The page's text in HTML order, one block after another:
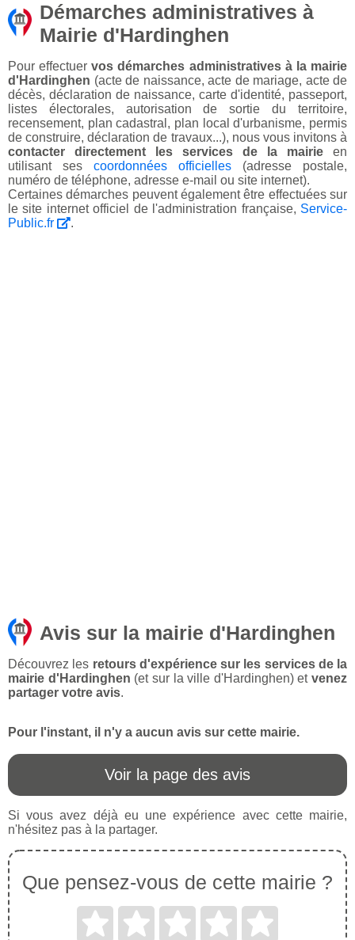
Démarches administratives à
Mairie d'Hardinghen
Pour effectuervos démarches administratives à la mairie
d'Hardinghen (acte de naissance, acte de mariage, acte de
décès, déclaration de naissance, carte d'identité, passeport,
listes électorales, autorisation de sortie du territoire,
recensement, plan cadastral, plan local d'urbanisme, permis
de construire, déclaration de travaux...), nous vous invitons à
contacter directement les services de la mairie en
utilisant ses coordonnées officielles (adresse postale,
numéro de téléphone, adresse e-mail ou site internet).
Certaines démarches peuvent également être effectuées sur
le site internet officiel de l'administration française, Service-
Public.fr
.
Avis sur la mairie d'Hardinghen
Découvrez les retours d'expérience sur les services de la
mairie d'Hardinghen (et sur la ville d'Hardinghen) et venez
partager votre avis.
Pour l'instant, il n'y a aucun avis sur cette mairie.
Voir la page des avis
Si vous avez déjà eu une expérience avec cette mairie,
n'hésitez pas à la partager.
Que pensez-vous de cette mairie ?